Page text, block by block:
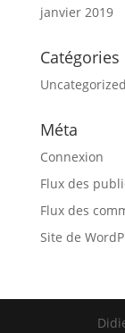
janvier 2019
Catégories
Uncategorized
Méta
Connexion
Flux des
Flux des
Site de